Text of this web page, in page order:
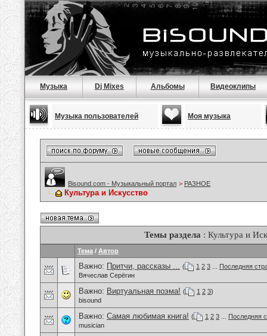
Музыка Dj Mixes Альбомы Видеоклипы
Музыка пользователей Моя музыка
Bisound.com - Музыкальный портал > РАЗНОЕ
Культура и Искусство
Темы раздела : Культура и
Тема / Автор
Важно: Притчи, рассказы ... ( 1 2 3
Последняя
Вячеслав Серёгин
Важно: Виртуальная поэма! ( 1 2 3)
bisound
Важно: Самая любимая книга! ( 1 2 3
Последняя
musician